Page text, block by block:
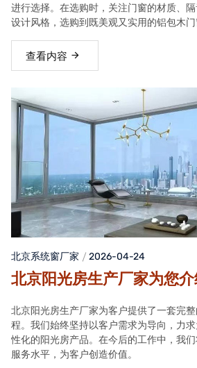
进行选择。在选购时，关注门窗的材质、
设计风格，选购到既美观又实用的铝包木门
查看内容
北京系统窗厂家 2026-04-24
北京阳光房生产厂家为您
北京阳光房生产厂家为客户提供了一套完
程。我们始终坚持以客户需求为导向，力
性化的阳光房产品。在今后的工作中，我
服务水平，为客户创造价值。